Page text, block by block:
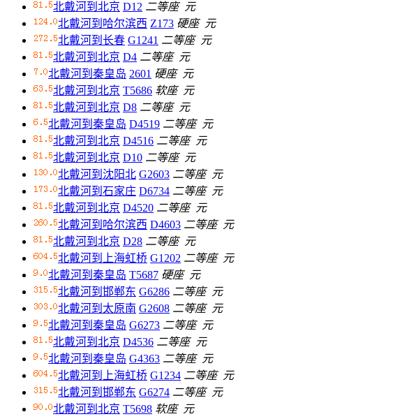
北戴河到北京 D12 二等座 元
北戴河到哈尔滨西 Z173 硬座 元
北戴河到长春 G1241 二等座 元
北戴河到北京 D4 二等座 元
北戴河到秦皇岛 2601 硬座 元
北戴河到北京 T5686 软座 元
北戴河到北京 D8 二等座 元
北戴河到秦皇岛 D4519 二等座 元
北戴河到北京 D4516 二等座 元
北戴河到北京 D10 二等座 元
北戴河到沈阳北 G2603 二等座 元
北戴河到石家庄 D6734 二等座 元
北戴河到北京 D4520 二等座 元
北戴河到哈尔滨西 D4603 二等座 元
北戴河到北京 D28 二等座 元
北戴河到上海虹桥 G1202 二等座 元
北戴河到秦皇岛 T5687 硬座 元
北戴河到邯郸东 G6286 二等座 元
北戴河到太原南 G2608 二等座 元
北戴河到秦皇岛 G6273 二等座 元
北戴河到北京 D4536 二等座 元
北戴河到秦皇岛 G4363 二等座 元
北戴河到上海虹桥 G1234 二等座 元
北戴河到邯郸东 G6274 二等座 元
北戴河到北京 T5698 软座 元